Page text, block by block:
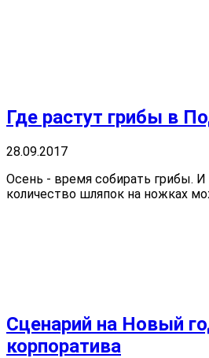
Где растут грибы в
28.09.2017
Осень - время собирать грибы.
количество шляпок на ножках
Сценарий на Новый
корпоратива